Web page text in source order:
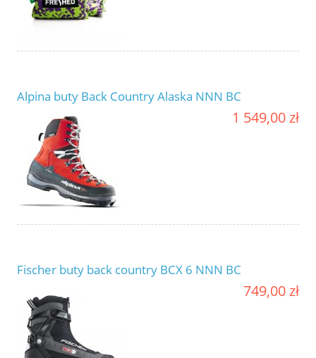
Alpina buty Back Country Alaska NNN BC
1 549,00 zł
Fischer buty back country BCX 6 NNN BC
749,00 zł